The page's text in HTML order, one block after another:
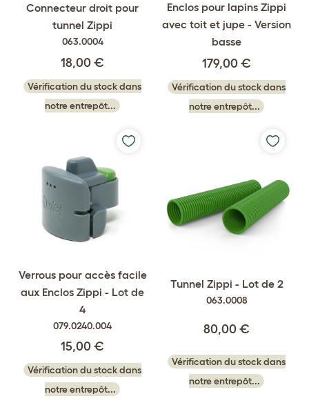
Connecteur droit pour
tunnel Zippi
063.0004
18,00 €
Vérification du stock dans
notre entrepôt...
Enclos pour lapins Zippi
avec toit et jupe - Version
basse
179,00 €
Vérification du stock dans
notre entrepôt...
Verrous pour accès facile
aux Enclos Zippi - Lot de
4
079.0240.004
15,00 €
Vérification du stock dans
notre entrepôt...
Tunnel Zippi - Lot de 2
063.0008
80,00 €
Vérification du stock dans
notre entrepôt...